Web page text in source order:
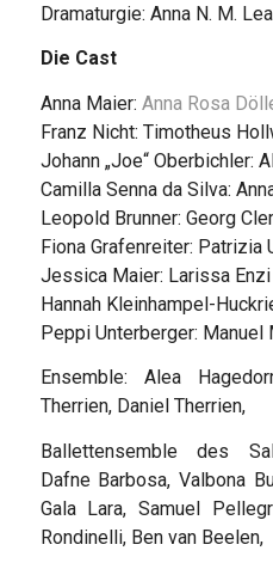
Dramaturgie: Anna N. M. Lea
Die Cast
Anna Maier: Anna Rosa
Franz Nicht: Timotheus
Johann „Joe“ Oberbichler:
Camilla Senna da Silva:
Leopold Brunner: Georg
Fiona Grafenreiter: Patrizia
Jessica Maier: Larissa Enzi
Hannah Kleinhampel-
Peppi Unterberger: Manuel
Ensemble: Alea
Therrien, Daniel Therrien,
Ballettensemble des
Dafne Barbosa, Valbona
Gala Lara, Samuel
Rondinelli, Ben van Beelen,